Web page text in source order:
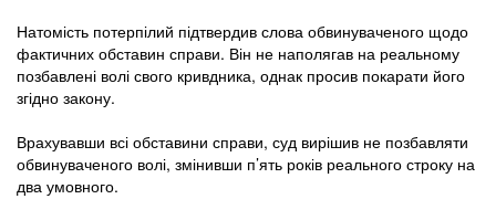
Натомість потерпілий підтвердив слова обвинуваченого щодо
фактичних обставин справи. Він не наполягав на реальному
позбавлені волі свого кривдника, однак просив покарати його
згідно закону.
Врахувавши всі обставини справи, суд вирішив не позбавляти
обвинуваченого волі, змінивши п’ять років реального строку на
два умовного.